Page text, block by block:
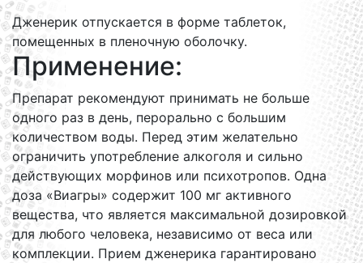
Дженерик отпускается в форме таблеток,
помещенных в пленочную оболочку.
Применение:
Препарат рекомендуют принимать не больше
одного раз в день, перорально с большим
количеством воды. Перед этим желательно
ограничить употребление алкоголя и сильно
действующих морфинов или психотропов. Одна
доза «Виагры» содержит 100 мг активного
вещества, что является максимальной дозировкой
для любого человека, независимо от веса или
комплекции. Прием дженерика гарантировано